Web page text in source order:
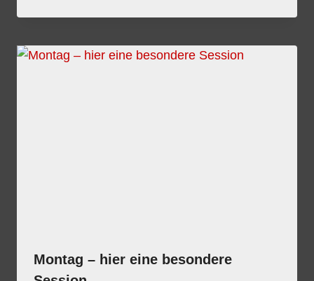
Montag – hier eine besondere